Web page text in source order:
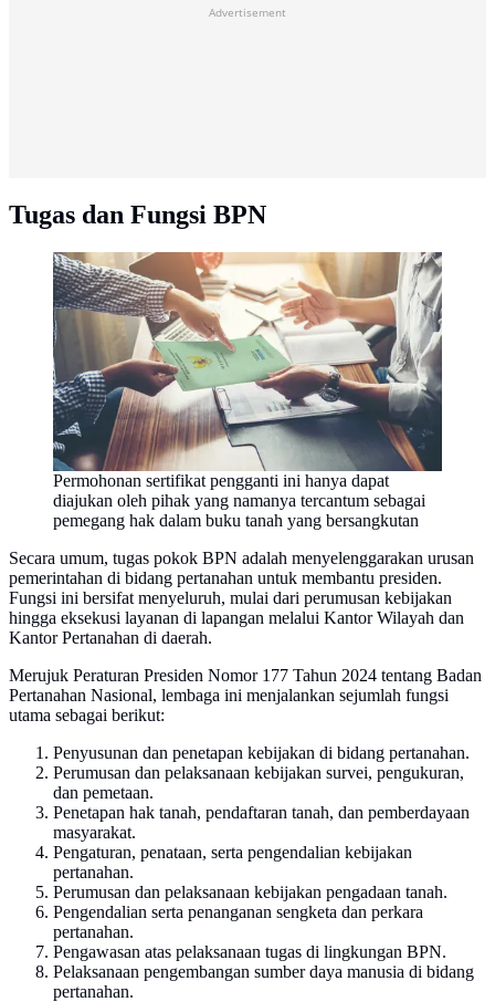
Advertisement
Tugas dan Fungsi BPN
Permohonan sertifikat pengganti ini hanya dapat
diajukan oleh pihak yang namanya tercantum sebagai
pemegang hak dalam buku tanah yang bersangkutan
Secara umum, tugas pokok BPN adalah menyelenggarakan urusan
pemerintahan di bidang pertanahan untuk membantu presiden.
Fungsi ini bersifat menyeluruh, mulai dari perumusan kebijakan
hingga eksekusi layanan di lapangan melalui Kantor Wilayah dan
Kantor Pertanahan di daerah.
Merujuk Peraturan Presiden Nomor 177 Tahun 2024 tentang Badan
Pertanahan Nasional, lembaga ini menjalankan sejumlah fungsi
utama sebagai berikut:
Penyusunan dan penetapan kebijakan di bidang pertanahan.
Perumusan dan pelaksanaan kebijakan survei, pengukuran,
dan pemetaan.
Penetapan hak tanah, pendaftaran tanah, dan pemberdayaan
masyarakat.
Pengaturan, penataan, serta pengendalian kebijakan
pertanahan.
Perumusan dan pelaksanaan kebijakan pengadaan tanah.
Pengendalian serta penanganan sengketa dan perkara
pertanahan.
Pengawasan atas pelaksanaan tugas di lingkungan BPN.
Pelaksanaan pengembangan sumber daya manusia di bidang
pertanahan.